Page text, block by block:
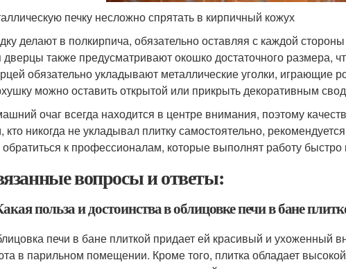
печку несложно спрятать в кирпичный кожух
делают в полкирпича, обязательно оставляя с каждой
также предусматривают окошко достаточного размера,
обязательно укладывают металлические уголки, играющие
можно оставить открытой или прикрыть декоративным
очаг всегда находится в центре внимания, поэтому
кто никогда не укладывал плитку самостоятельно,
обратиться к профессионалам, которые выполнят работу
вопросы и ответы:
польза и достоинства в облицовке печи в бане
печи в бане плиткой придает ей красивый и ухоженный
в парильном помещении. Кроме того, плитка обладает